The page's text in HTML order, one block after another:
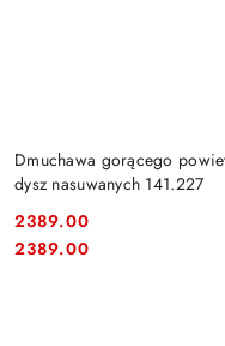
Dmuchawa gorącego
dysz nasuwanych 141.227
Cena:
2389.00
Cena:
2389.00